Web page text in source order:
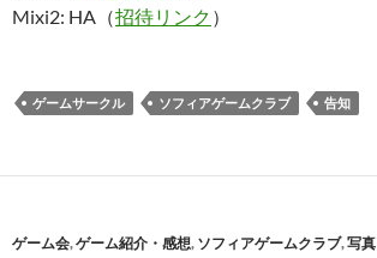
Mixi2: HA（招待リンク ）
ゲームサークル ソフィアゲームクラブ 告知
ゲーム会,ゲーム紹介・感想, ソフィアゲームクラブ,写真